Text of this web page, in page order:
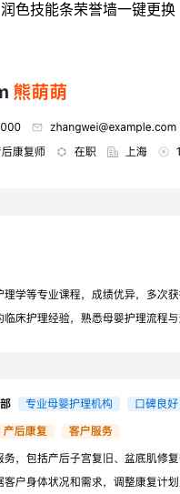
色技能条荣誉墙一键更换